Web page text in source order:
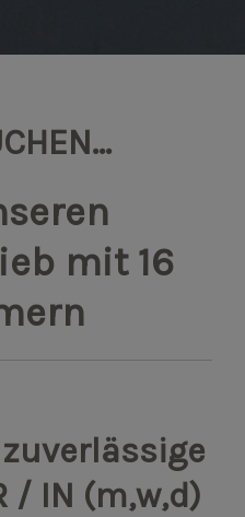
mit 16
/ IN (m,w,d)